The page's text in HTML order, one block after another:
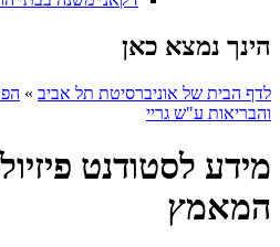
הינך נמצא כאן
לדף הבית של אוניברסיטת תל אביב »
והבריאות ע"ש גריי
מידע לסטודנט
המאמץ